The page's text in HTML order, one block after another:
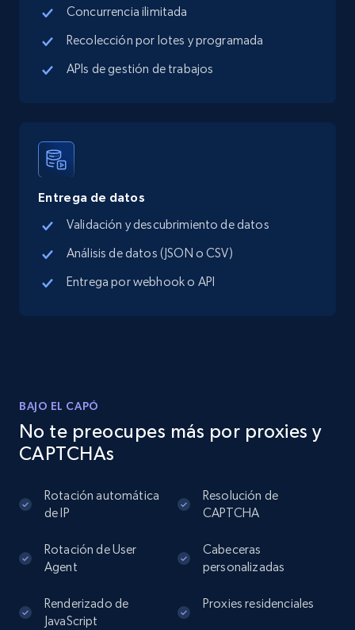
Google Maps full information - Collect
Google Maps Businesses data by place id
Place id, URL, Country, Name, Category,
Address, Description, Business details, and
13.3K+
Google Maps full information - Discover
Place id, URL, Country, Name, Category,
Address, Description, Business details, and
URL, User posted, Description, Hashtags, Num
comments, Date posted, Likes, Photos, and
13.2K+ Prueba gratuita
Instagram - Posts - Collects posts from a
specific URLs by using profile URL
Concurrencia ilimitada
Recolección por lotes y programada
APIs de gestión de trabajos
Entrega de datos
Validación y descubrimiento de datos
Análisis de datos (JSON o CSV)
Entrega por webhook o API
BAJO EL CAPÓ
No te preocupes más por proxies y
CAPTCHAs
Rotación automática
de IP
Resolución de
CAPTCHA
Rotación de User
Agent
Cabeceras
personalizadas
Renderizado de
JavaScript
Proxies residenciales